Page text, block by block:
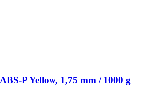
ABS-​P Yellow, 1,75 mm / 1000 g